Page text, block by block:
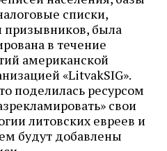
списки,
призывников, была
в течение
американской
«LitvakSIG».
поделилась ресурсом
свои
литовских евреев и
будут добавлены